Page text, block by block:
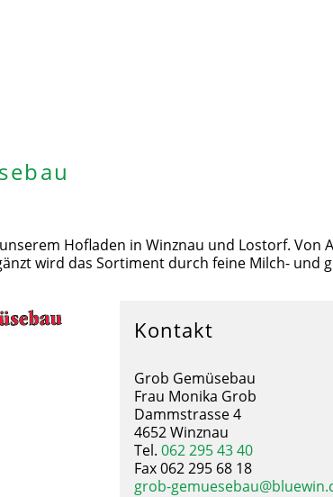
Hofladen in Winznau und Lostorf. Von
wird das Sortiment durch feine Milch- und
Kontakt
Grob Gemüsebau
Frau Monika Grob
Dammstrasse 4
4652 Winznau
Tel. 062 295 43 40
Fax 062 295 68 18
grob-